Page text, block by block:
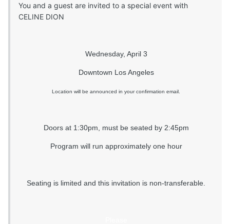
You and a guest are invited to a special event with
CELINE DION
Wednesday, April 3
Downtown Los Angeles
Location will be announced in your confirmation email.
Doors at 1:30pm, must be seated by 2:45pm
Program will run approximately one hour
Seating is limited and this invitation is non-transferable.